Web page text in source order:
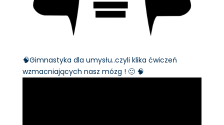
🧠Gimnastyka dla umysłu..czyli klika ćwiczeń
wzmacniających nasz mózg ! 🙂 🧠